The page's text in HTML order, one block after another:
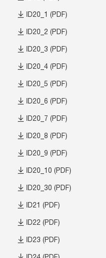
ID20_1 (PDF)
ID20_2 (PDF)
ID20_3 (PDF)
ID20_4 (PDF)
ID20_5 (PDF)
ID20_6 (PDF)
ID20_7 (PDF)
ID20_8 (PDF)
ID20_9 (PDF)
ID20_10 (PDF)
ID20_30 (PDF)
ID21 (PDF)
ID22 (PDF)
ID23 (PDF)